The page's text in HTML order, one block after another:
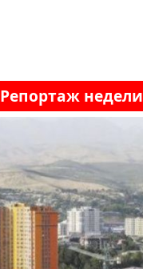
Репортаж недели